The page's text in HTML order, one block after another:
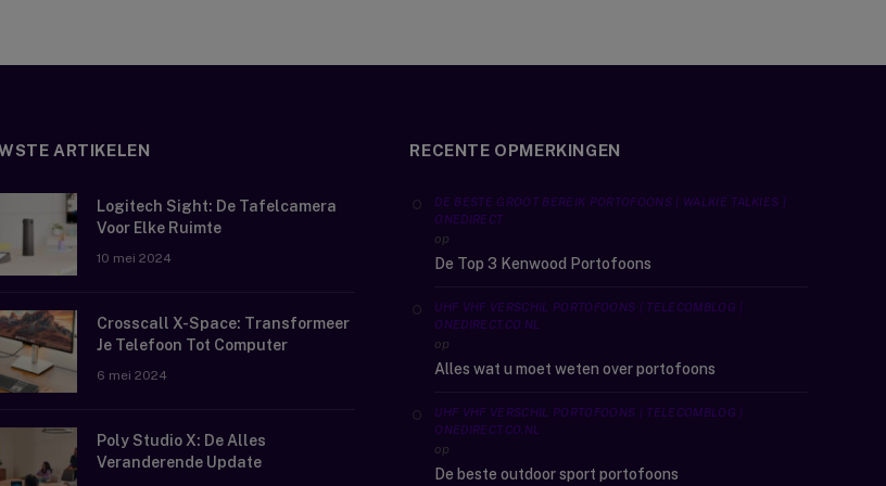
ARTIKELEN
Logitech Sight: De Tafelcamera
Voor Elke Ruimte
10 mei 2024
Crosscall X-Space: Transformeer
Je Telefoon Tot Computer
6 mei 2024
Poly Studio X: De Alles
Veranderende Update
RECENTE OPMERKINGEN
DE BESTE GROOT BEREIK PORTOFOONS | WALKIE TALKIES |
ONEDIRECT
op
De Top 3 Kenwood Portofoons
UHF VHF VERSCHIL PORTOFOONS | TELECOMBLOG |
ONEDIRECT.CO.NL
op
Alles wat u moet weten over portofoons
UHF VHF VERSCHIL PORTOFOONS | TELECOMBLOG |
ONEDIRECT.CO.NL
op
De beste outdoor sport portofoons